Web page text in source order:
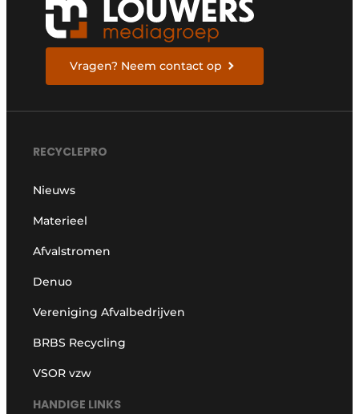
Vragen? Neem contact op
RECYCLEPRO
Nieuws
Materieel
Afvalstromen
Denuo
Vereniging Afvalbedrijven
BRBS Recycling
VSOR vzw
HANDIGE LINKS